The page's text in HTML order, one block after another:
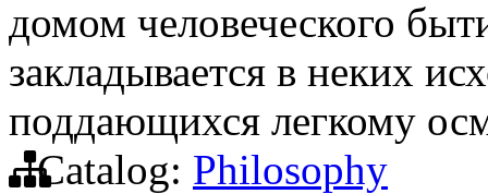
домом человеческого
закладывается в неких
поддающихся легкому
Catalog: Philosophy